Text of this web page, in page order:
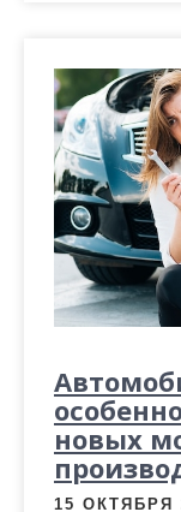
новых
15 ОКТЯБРЯ